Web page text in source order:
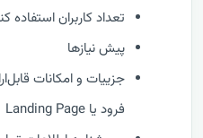
تعداد کاربران استفاده
پیش نیازها
جزییات و امکانات
فرود یا Landing Page